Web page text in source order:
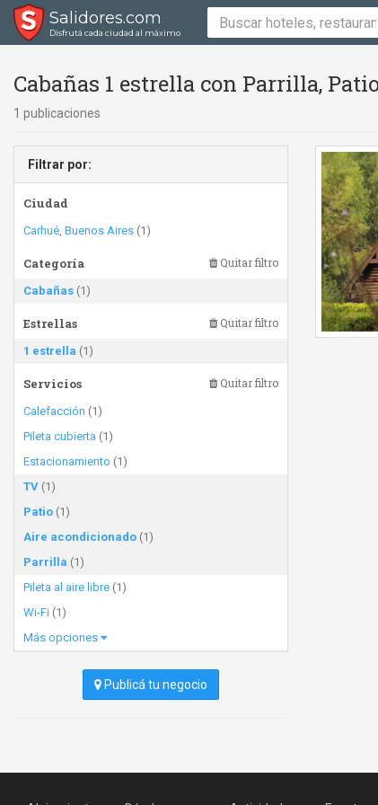
Salidores.com
Disfrutá cada ciudad al máximo
Cabañas 1 estrella con Parrilla,
1 publicaciones
Filtrar por:
Ciudad
Carhué, Buenos Aires (1)
Categoría Quitar filtro
Cabañas (1)
Estrellas Quitar filtro
1 estrella (1)
Servicios Quitar filtro
Calefacción (1)
Pileta cubierta (1)
Estacionamiento (1)
TV (1)
Patio (1)
Aire acondicionado (1)
Parrilla (1)
Pileta al aire libre (1)
Wi-Fi (1)
Más opciones
Publicá tu negocio